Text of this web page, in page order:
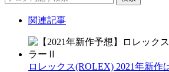
関連記事
ロレックス(ROLEX) 2021年新